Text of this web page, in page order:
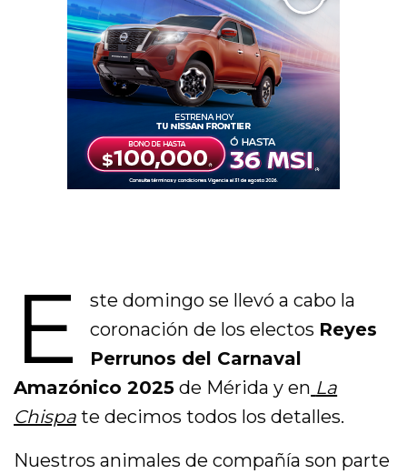
E
ste domingo se llevó a cabo la
coronación de los electos Reyes
Perrunos del Carnaval
Amazónico 2025 de Mérida y en La
Chispa te decimos todos los detalles.
Nuestros animales de compañía son parte